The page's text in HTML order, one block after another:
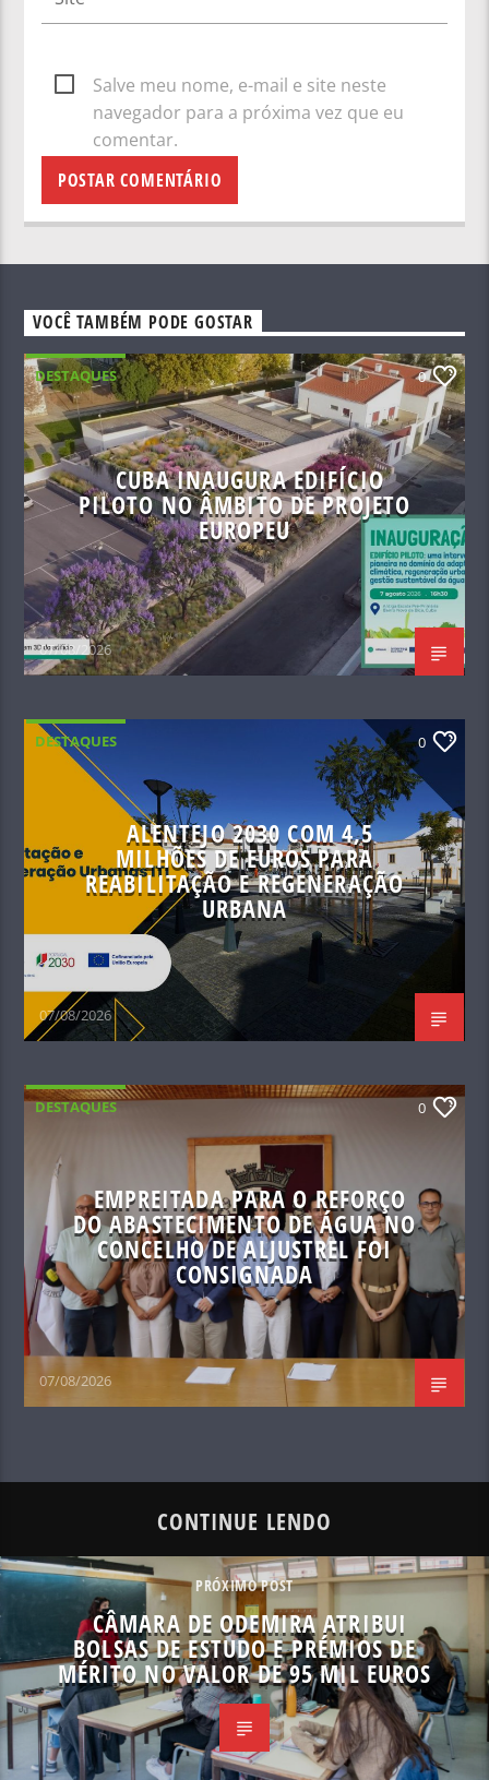
Salve meu nome, e-mail e site neste
navegador para a próxima vez que eu
comentar.
VOCÊ TAMBÉM PODE GOSTAR
DESTAQUES 0
CUBA INAUGURA EDIFÍCIO
PILOTO NO ÂMBITO DE PROJETO
EUROPEU
07/08/2026
DESTAQUES 0
ALENTEJO 2030 COM 4,5
MILHÕES DE EUROS PARA
REABILITAÇÃO E REGENERAÇÃO
URBANA
07/08/2026
DESTAQUES 0
EMPREITADA PARA O REFORÇO
DO ABASTECIMENTO DE ÁGUA NO
CONCELHO DE ALJUSTREL FOI
CONSIGNADA
07/08/2026
CONTINUE LENDO
PRÓXIMO POST
CÂMARA DE ODEMIRA ATRIBUI
BOLSAS DE ESTUDO E PRÉMIOS DE
MÉRITO NO VALOR DE 95 MIL EUROS